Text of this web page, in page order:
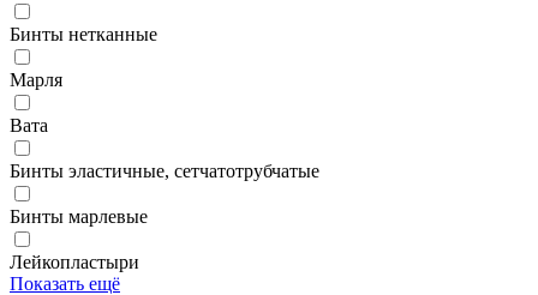
Бинты нетканные
Марля
Вата
Бинты эластичные, сетчатотрубчатые
Бинты марлевые
Лейкопластыри
Показать ещё